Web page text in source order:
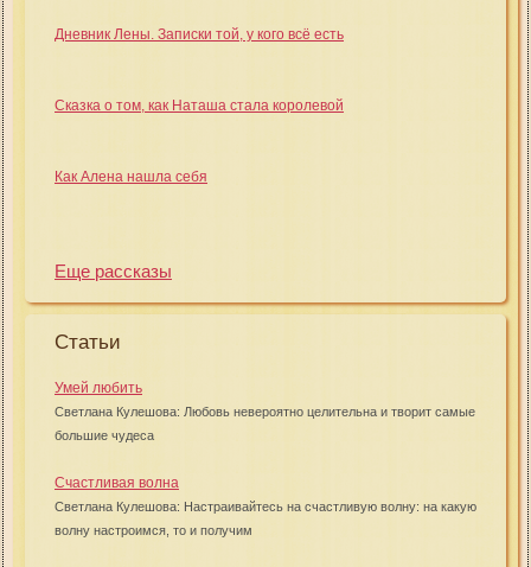
Дневник Лены. Записки той, у кого всё есть
Сказка о том, как Наташа стала королевой
Как Алена нашла себя
Еще рассказы
Статьи
Умей любить
Светлана Кулешова: Любовь невероятно целительна и творит самые
большие чудеса
Счастливая волна
Светлана Кулешова: Настраивайтесь на счастливую волну: на какую
волну настроимся, то и получим